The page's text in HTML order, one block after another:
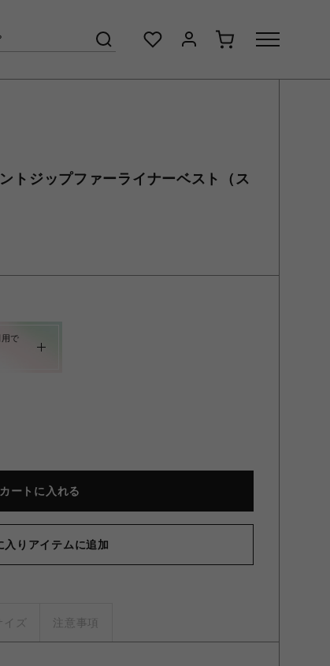
トジップファーライナーベスト（ス
で
カートに入れる
入りアイテムに追加
イズ 注意事項